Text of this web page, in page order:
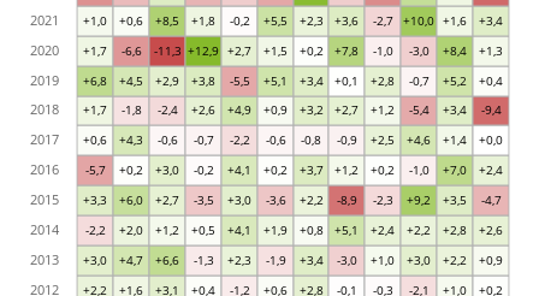
+2,2 +1,6 +3,1 +0,4 -1,2 +0,6 +2,8 -0,1 -0,3 -2,1 +1,0 +0,2
+3,0 +4,7 +6,6 -1,3 +2,3 -1,9 +3,4 -3,0 +1,0 +3,0 +2,2 +0,9
-2,2 +2,0 +1,2 +0,5 +4,1 +1,9 +0,8 +5,1 +2,4 +2,2 +2,8 +2,6
+3,3 +6,0 +2,7 -3,5 +3,0 -3,6 +2,2 -8,9 -2,3 +9,2 +3,5 -4,7
-5,7 +0,2 +3,0 -0,2 +4,1 +0,2 +3,7 +1,2 +0,2 -1,0 +7,0 +2,4
+0,6 +4,3 -0,6 -0,7 -2,2 -0,6 -0,8 -0,9 +2,5 +4,6 +1,4 +0,0
+1,7 -1,8 -2,4 +2,6 +4,9 +0,9 +3,2 +2,7 +1,2 -5,4 +3,4 -9,4
+6,8 +4,5 +2,9 +3,8 -5,5 +5,1 +3,4 +0,1 +2,8 -0,7 +5,2 +0,4
+1,7 -6,6 -11,3 +12,9 +2,7 +1,5 +0,2 +7,8 -1,0 -3,0 +8,4 +1,3
+1,0 +0,6 +8,5 +1,8 -0,2 +5,5 +2,3 +3,6 -2,7 +10,0 +1,6 +3,4
2012
2013
2014
2015
2016
2017
2018
2019
2020
2021